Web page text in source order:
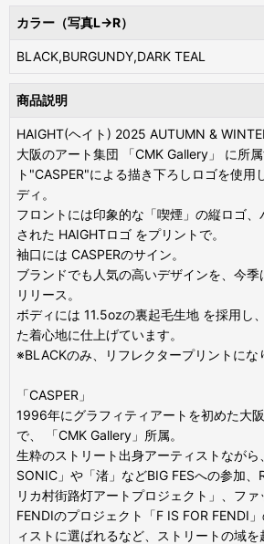
カラー（写真L→R）
BLACK,BURGUNDY,DARK TEAL
商品説明
HAIGHT(ヘイト) 2025 AUTUMN &
大阪のアート集団 「CMK Gallery」 に所
ト"CASPER"による描き下ろしロゴを使用
ディ。
フロントには印象的な「喫煙」の縦ロゴ
された HAIGHTロゴ をプリントで。
袖口には CASPERのサイン。
ブランドでも人気の高いデザインを、今
リリース。
ボディには 11.5ozの裏起毛生地 を採用し
た着心地に仕上げています。
※BLACKのみ、リフレクタープリントにな
「CASPER」
1996年にグラフィティアートを初めた大
で、 「CMK Gallery」所属。
生粋のストリート出身アーティストながら
SONIC」や「渚」などBIG FESへの参加、
リカ村街路灯アートプロジェクト」、ファ
FENDIのプロジェクト「F IS FOR FENDI
ィストに選ばれるなど、ストリートの域を